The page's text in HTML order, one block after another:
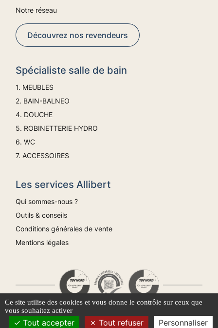
Ce site utilise des cookies et vous donne le contrôle sur ceux que
vous souhaitez activer
Tout accepter Tout refuser Personnaliser
Notre réseau
Découvrez nos revendeurs
Spécialiste salle de bain
1. MEUBLES
2. BAIN-BALNEO
4. DOUCHE
5. ROBINETTERIE HYDRO
6. WC
7. ACCESSOIRES
Les services Allibert
Qui sommes-nous ?
Outils & conseils
Conditions générales de vente
Mentions légales
Nos produits sont garantis par les labels environnementaux.